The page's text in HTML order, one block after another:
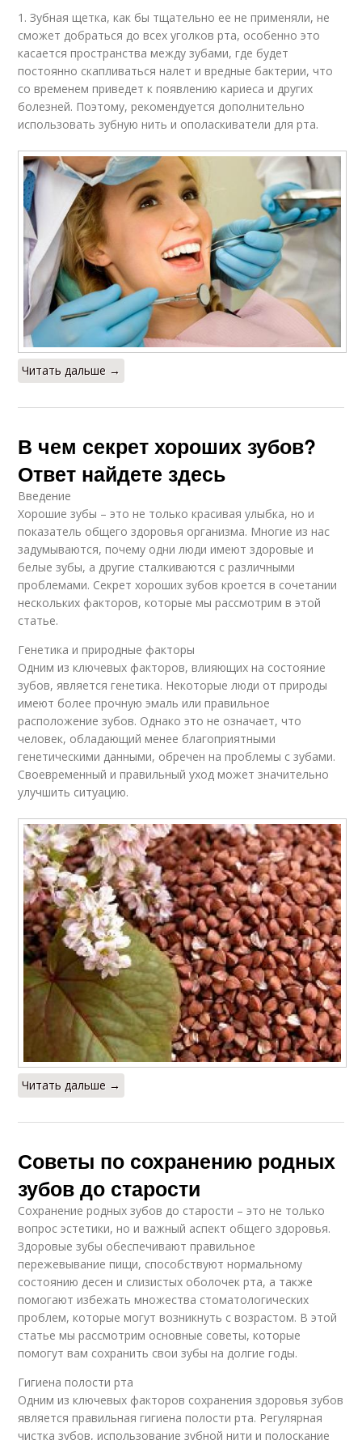
1. Зубная щетка, как бы тщательно ее не применяли, не
сможет добраться до всех уголков рта, особенно это
касается пространства между зубами, где будет
постоянно скапливаться налет и вредные бактерии, что
со временем приведет к появлению кариеса и других
болезней. Поэтому, рекомендуется дополнительно
использовать зубную нить и ополаскиватели для рта.
Читать дальше →
В чем секрет хороших зубов?
Ответ найдете здесь
Введение
Хорошие зубы – это не только красивая улыбка, но и
показатель общего здоровья организма. Многие из нас
задумываются, почему одни люди имеют здоровые и
белые зубы, а другие сталкиваются с различными
проблемами. Секрет хороших зубов кроется в сочетании
нескольких факторов, которые мы рассмотрим в этой
статье.
Генетика и природные факторы
Одним из ключевых факторов, влияющих на состояние
зубов, является генетика. Некоторые люди от природы
имеют более прочную эмаль или правильное
расположение зубов. Однако это не означает, что
человек, обладающий менее благоприятными
генетическими данными, обречен на проблемы с зубами.
Своевременный и правильный уход может значительно
улучшить ситуацию.
Читать дальше →
Советы по сохранению родных
зубов до старости
Сохранение родных зубов до старости – это не только
вопрос эстетики, но и важный аспект общего здоровья.
Здоровые зубы обеспечивают правильное
пережевывание пищи, способствуют нормальному
состоянию десен и слизистых оболочек рта, а также
помогают избежать множества стоматологических
проблем, которые могут возникнуть с возрастом. В этой
статье мы рассмотрим основные советы, которые
помогут вам сохранить свои зубы на долгие годы.
Гигиена полости рта
Одним из ключевых факторов сохранения здоровья зубов
является правильная гигиена полости рта. Регулярная
чистка зубов, использование зубной нити и полоскание